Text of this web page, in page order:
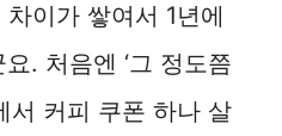
이가 쌓여서 1년에
. 처음엔 ‘그 정도쯤
서 커피 쿠폰 하나 살